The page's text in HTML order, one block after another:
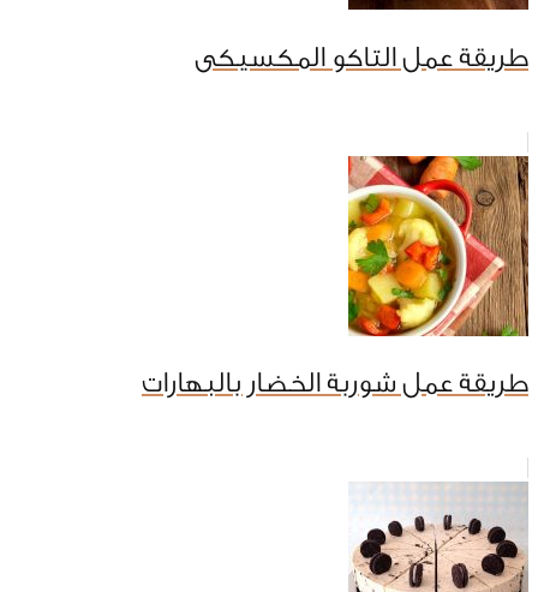
طريقة عمل التاكو المكسيكى
طريقة عمل شوربة الخضار بالبهارات